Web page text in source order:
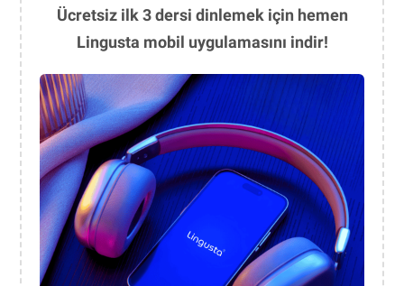
Ücretsiz ilk 3 dersi dinlemek için hemen
Lingusta mobil uygulamasını indir!